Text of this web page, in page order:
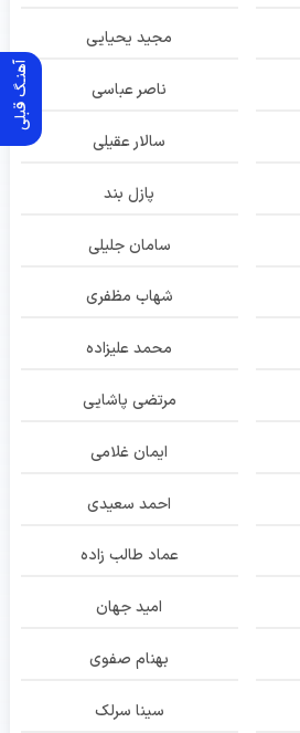
آهنـگ قبلی
مجید یحیایی
ناصر عباسی
سالار عقیلی
پازل بند
سامان جلیلی
شهاب مظفری
محمد علیزاده
مرتضی پاشایی
ایمان غلامی
احمد سعیدی
عماد طالب زاده
امید جهان
بهنام صفوی
سینا سرلک